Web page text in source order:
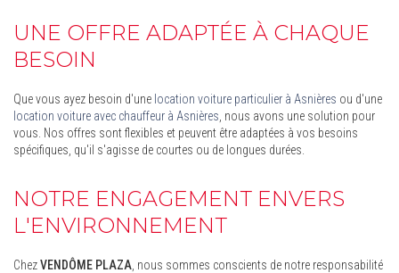
UNE OFFRE ADAPTÉE À CHAQUE
BESOIN
Que vous ayez besoin d'une location voiture particulier à Asnières ou d'une
location voiture avec chauffeur à Asnières , nous avons une solution pour
vous. Nos offres sont flexibles et peuvent être adaptées à vos besoins
spécifiques, qu'il s'agisse de courtes ou de longues durées.
NOTRE ENGAGEMENT ENVERS
L'ENVIRONNEMENT
ChezVENDÔME PLAZA , nous sommes conscients de notre responsabilité